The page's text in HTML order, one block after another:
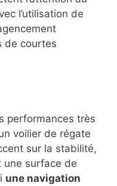
l’utilisation de
de courtes
performances très
voilier de régate
sur la stabilité,
une surface de
une navigation